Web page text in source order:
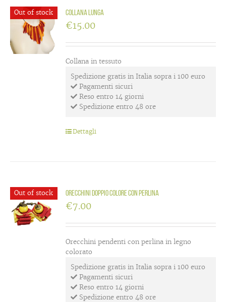
Out of stock Collana lunga
€15.00
Collana in tessuto
Spedizione gratis in Italia sopra i 100 euro
Pagamenti sicuri
Reso entro 14 giorni
Spedizione entro 48 ore
Dettagli
Out of stock Orecchini doppio colore con perlina
€7.00
Orecchini pendenti con perlina in legno
colorato
Spedizione gratis in Italia sopra i 100 euro
Pagamenti sicuri
Reso entro 14 giorni
Spedizione entro 48 ore